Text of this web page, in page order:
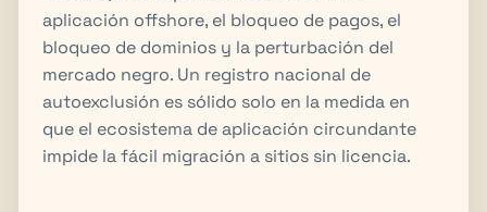
aplicación offshore, el bloqueo de pagos, el
bloqueo de dominios y la perturbación del
mercado negro. Un registro nacional de
autoexclusión es sólido solo en la medida en
que el ecosistema de aplicación circundante
impide la fácil migración a sitios sin licencia.